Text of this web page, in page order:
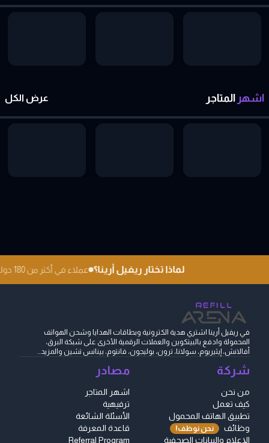
اشهر المتاجر عرض الكل
لماذا تختار ريفيل أرينا؟ عملاء في أكثر من 180 دولة
في ريفيل أرينا اشتري هدية الكترونية وبطاقات الهدايا وشحن الهواتف
المحمولة وادفع بالبيتكوين والعملات الرقمية الأخرى على شبكة البرق،
أفالانش، إيثيريوم، سولانا، ترون، بوليجون، فانتوم، بينانس تشين والمزيد...
شركة
من نحن
كيف تعمل
تطبيق الهاتف المحمول
وظائف
نحن نوظف!
الإعلام والبيانات الصحفية
مصادر
اشهر المتاجر
ترفيهية
الأسئلة الشائعة
قاعدة المعرفة
Referral Program